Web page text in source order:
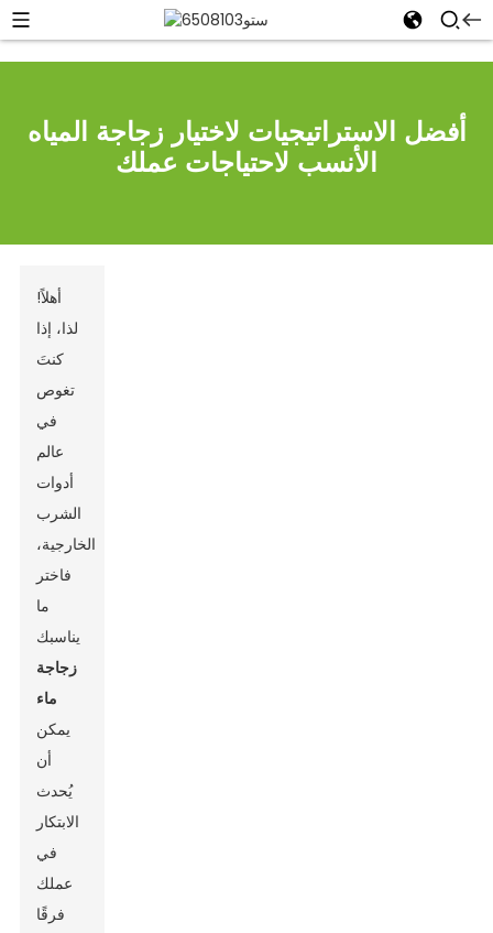
أفضل الاستراتيجيات لاختيار زجاجة المياه
الأنسب لاحتياجات عملك
أهلاً!
لذا، إذا
كنتَ
تغوص
في
عالم
أدوات
الشرب
الخارجية،
فاختر
ما
يناسبك
زجاجة
ماء
يمكن
أن
يُحدث
الابتكار
في
عملك
فرقًا